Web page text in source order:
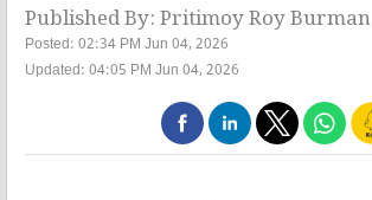
Published By: Pritimoy Roy Burman
Posted: 02:34 PM Jun 04, 2026
Updated: 04:05 PM Jun 04, 2026